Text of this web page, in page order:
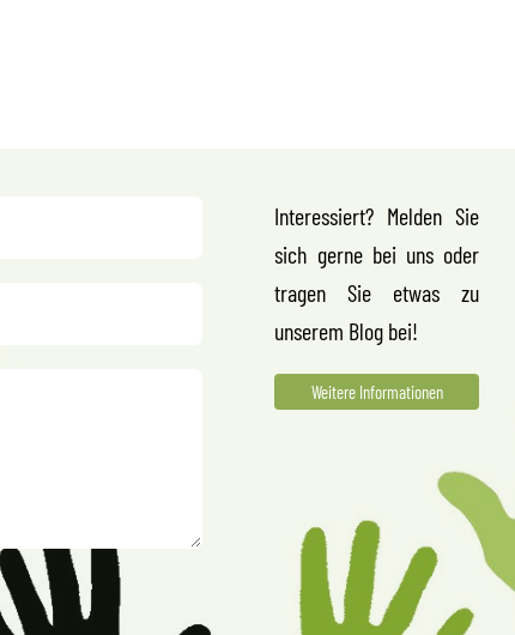
Interessiert? Melden Sie
sich gerne bei uns oder
tragen Sie etwas zu
unserem Blog bei!
Weitere Informationen